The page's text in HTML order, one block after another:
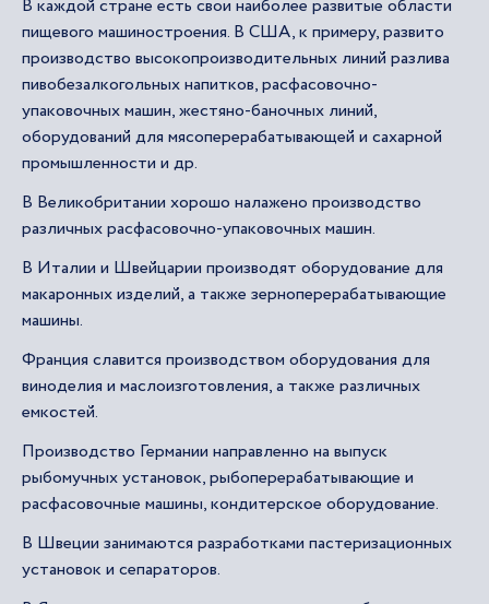
В каждой стране есть свои наиболее развитые области
пищевого машиностроения. В США, к примеру, развито
производство высокопроизводительных линий разлива
пивобезалкогольных напитков, расфасовочно-
упаковочных машин, жестяно-баночных линий,
оборудований для мясоперерабатывающей и сахарной
промышленности и др.
В Великобритании хорошо налажено производство
различных расфасовочно-упаковочных машин.
В Италии и Швейцарии производят оборудование для
макаронных изделий, а также зерноперерабатывающие
машины.
Франция славится производством оборудования для
виноделия и маслоизготовления, а также различных
емкостей.
Производство Германии направленно на выпуск
рыбомучных установок, рыбоперерабатывающие и
расфасовочные машины, кондитерское оборудование.
В Швеции занимаются разработками пастеризационных
установок и сепараторов.